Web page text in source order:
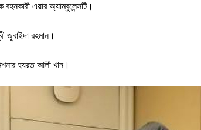
বহনকারী এয়ার ‍অ্যাম্বুলেন্সটি।
জুবাইদা রহমান।
হযরত আলী খান।